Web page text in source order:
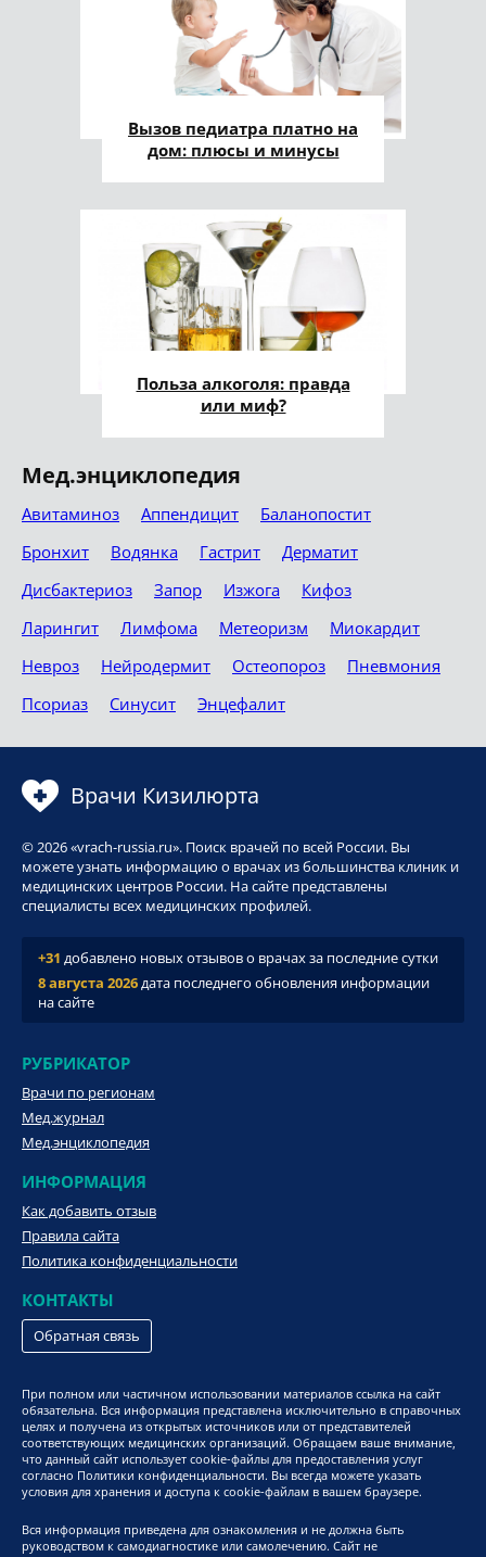
Вызов педиатра платно на
дом: плюсы и минусы
Польза алкоголя: правда
или миф?
Мед.энциклопедия
Авитаминоз Аппендицит
Баланопостит
Бронхит
Водянка Гастрит
Дерматит
Дисбактериоз
Запор Изжога
Кифоз
Ларингит
Лимфома Метеоризм
Миокардит
Невроз
Нейродермит Остеопороз
Пневмония
Псориаз
Синусит Энцефалит
Врачи Кизилюрта
© 2026 «vrach-russia.ru». Поиск врачей по всей России. Вы
можете узнать информацию о врачах из большинства клиник и
медицинских центров России. На сайте представлены
специалисты всех медицинских профилей.
+31 добавлено новых отзывов о врачах за последние сутки
8 августа 2026дата последнего обновления информации
на сайте
РУБРИКАТОР
Врачи по регионам
Мед.журнал
Мед.энциклопедия
ИНФОРМАЦИЯ
Как добавить отзыв
Правила сайта
Политика конфиденциальности
КОНТАКТЫ
Обратная связь
При полном или частичном использовании материалов ссылка на сайт
обязательна. Вся информация представлена исключительно в справочных
целях и получена из открытых источников или от представителей
соответствующих медицинских организаций. Обращаем ваше внимание,
что данный сайт использует cookie-файлы для предоставления услуг
согласно Политики конфиденциальности. Вы всегда можете указать
условия для хранения и доступа к cookie-файлам в вашем браузере.
Вся информация приведена для ознакомления и не должна быть
руководством к самодиагностике или самолечению. Сайт не